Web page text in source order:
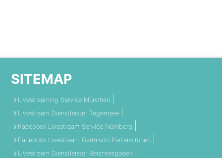
SITEMAP
Livestreaming Service München
Livestream Dienstleister Tegernsee
Facebook Livestream Service Nürnberg
Facebook Livestream Garmisch-Partenkirchen
Livestream Dienstleister Berchtesgaden